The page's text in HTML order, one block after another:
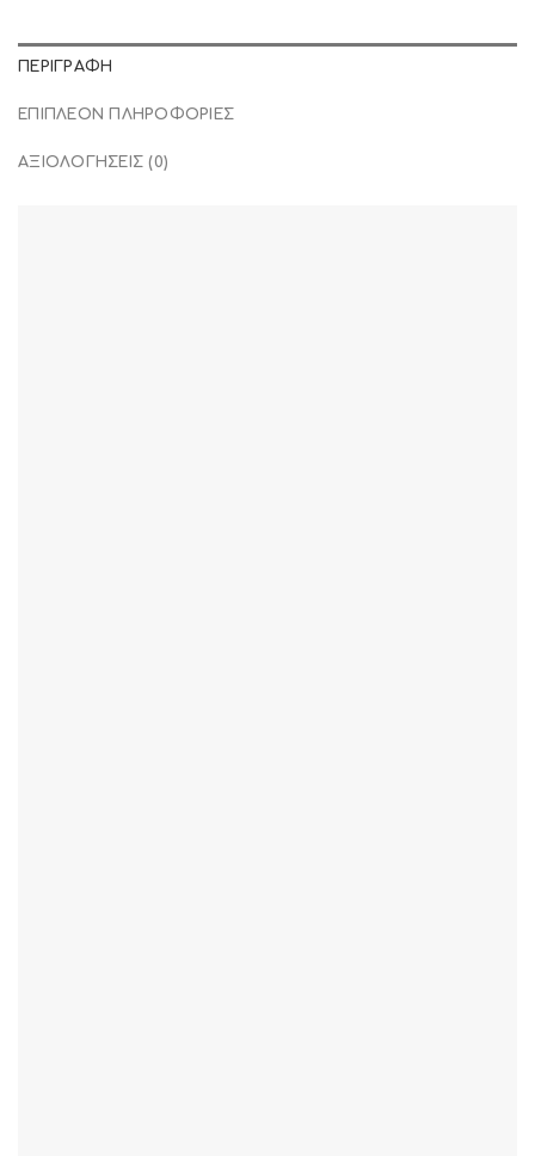
ΠΕΡΙΓΡΑΦΉ
ΕΠΙΠΛΈΟΝ ΠΛΗΡΟΦΟΡΊΕΣ
ΑΞΙΟΛΟΓΉΣΕΙΣ (0)